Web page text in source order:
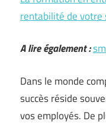
rentabilité de votre
A lire également :
Dans le monde
succès réside
vos employés. De